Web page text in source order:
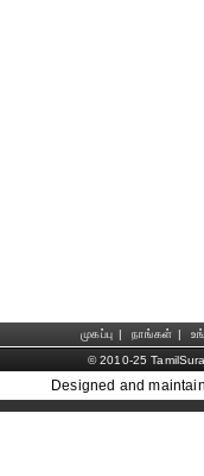
முகப்பு | நாங்கள் |
© 2010-25
Designed and